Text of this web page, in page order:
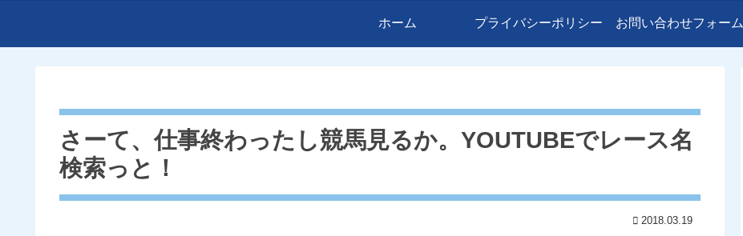
ホーム プライバシーポリシー お問い合わせフォーム
さーて、仕事終わったし競馬見るか。YOUTUBEでレース名
検索っと！
2018.03.19